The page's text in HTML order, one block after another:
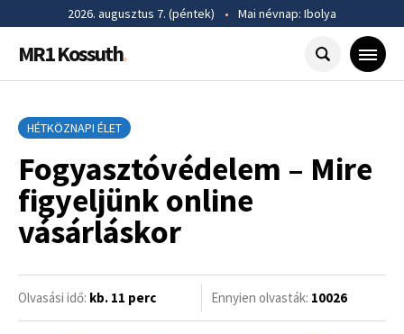
2026. augusztus 7. (péntek) • Mai névnap: Ibolya
MR1 Kossuth.
HÉTKÖZNAPI ÉLET
Fogyasztóvédelem – Mire
figyeljünk online
vásárláskor
Olvasási idő: kb. 11 perc Ennyien olvasták: 10026